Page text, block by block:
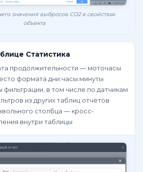
значения выбросов CO2 в свойствах
объекта
Статистика
продолжительности — моточасы
формата дни:часы:минуты
в том числе по датчикам
из других таблиц отчётов
столбца — кросс-
внутри таблицы